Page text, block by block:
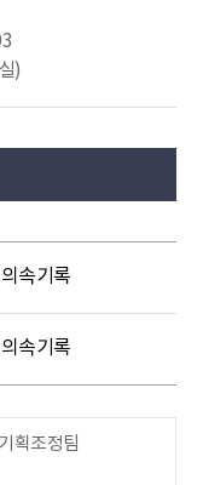
)
속기록
속기록
기획조정팀